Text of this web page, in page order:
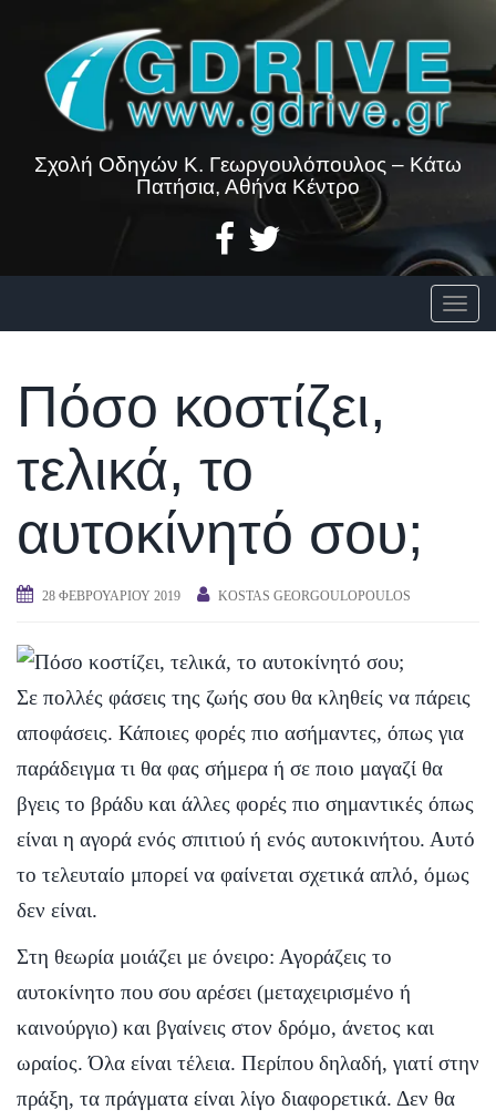
content
Σχολή Οδηγών Κ. Γεωργουλόπουλος – Κάτω
Πατήσια, Αθήνα Κέντρο
Πόσο κοστίζει,
τελικά, το
αυτοκίνητό σου;
28 ΦΕΒΡΟΥΑΡΊΟΥ 2019 KOSTAS GEORGOULOPOULOS
Σε πολλές φάσεις της ζωής σου θα κληθείς να πάρεις
αποφάσεις. Κάποιες φορές πιο ασήμαντες, όπως για
παράδειγμα τι θα φας σήμερα ή σε ποιο μαγαζί θα
βγεις το βράδυ και άλλες φορές πιο σημαντικές όπως
είναι η αγορά ενός σπιτιού ή ενός αυτοκινήτου. Αυτό
το τελευταίο μπορεί να φαίνεται σχετικά απλό, όμως
δεν είναι.
Στη θεωρία μοιάζει με όνειρο: Αγοράζεις το
αυτοκίνητο που σου αρέσει (μεταχειρισμένο ή
καινούργιο) και βγαίνεις στον δρόμο, άνετος και
ωραίος. Όλα είναι τέλεια. Περίπου δηλαδή, γιατί στην
πράξη, τα πράγματα είναι λίγο διαφορετικά. Δεν θα